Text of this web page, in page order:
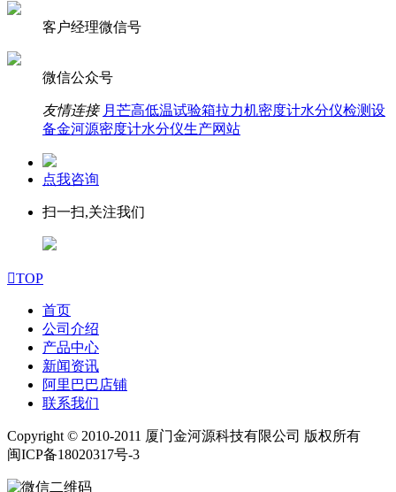
客户经理微信号
微信公众号
友情连接 月芒高低温试验箱拉力机密度计水分仪检测设
备金河源密度计水分仪生产网站
点我咨询
扫一扫,关注我们
TOP
首页
公司介绍
产品中心
新闻资讯
阿里巴巴店铺
联系我们
Copyright © 2010-2011 厦门金河源科技有限公司 版权所有
闽ICP备18020317号-3